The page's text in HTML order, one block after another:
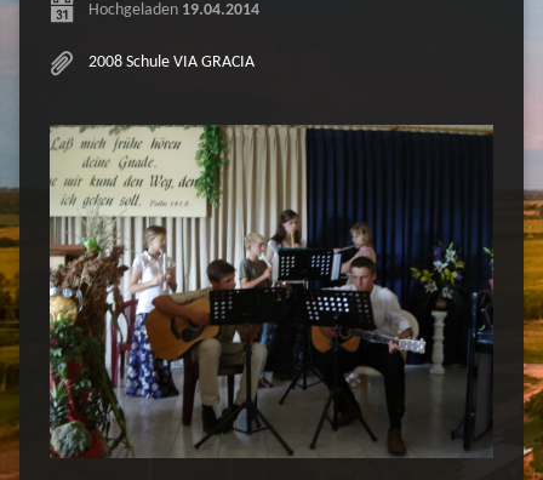
Hochgeladen 19.04.2014
2008 Schule VIA GRACIA